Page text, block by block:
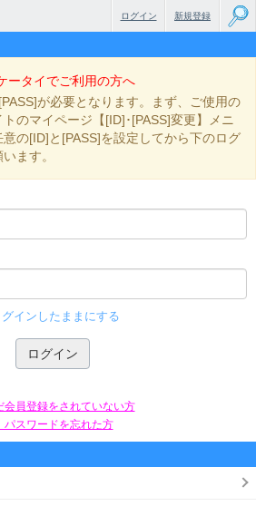
新規登録
ログイン
ータイでご利用の方へ
が必要となります。まず、ご使用の
のマイページ【[ID]･[PASS]変更】メニ
の[ID]と[PASS]を設定してから下のログ
ます。
グインしたままにする
会員登録をされていない方
パスワードを忘れた方